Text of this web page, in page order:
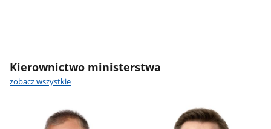
Kierownictwo ministerstwa
zobacz wszystkie